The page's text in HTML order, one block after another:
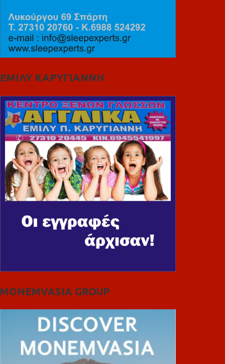
ΕΜΙΛΥ ΚΑΡΥΓΙΑΝΝΗ
MONEMVASIA GROUP